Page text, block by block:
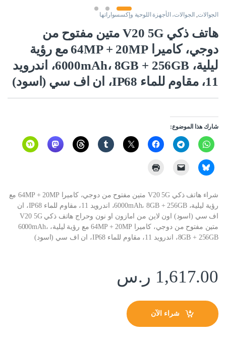
الجوالات, الجوالات، الأجهزة اللوحية وإكسسواراتها
هاتف ذكي V20 5G متين مفتوح من
دوجي، كاميرا 64MP + 20MP مع رؤية
ليلية، 6000mAh، 8GB + 256GB، اندرويد
11، مقاوم للماء IP68، ان اف سي (اسود)
شارك هذا الموضوع:
شراء هاتف ذكي V20 5G متين مفتوح من دوجي، كاميرا 64MP + 20MP مع
رؤية ليلية، 6000mAh، 8GB + 256GB، اندرويد 11، مقاوم للماء IP68، ان
اف سي (اسود) اون لاين من امازون او نون وحراج هاتف ذكي V20 5G
متين مفتوح من دوجي، كاميرا 64MP + 20MP مع رؤية ليلية، 6000mAh،
8GB + 256GB، اندرويد 11، مقاوم للماء IP68، ان اف سي (اسود)
1,617.00 ر.س
شراء الآن